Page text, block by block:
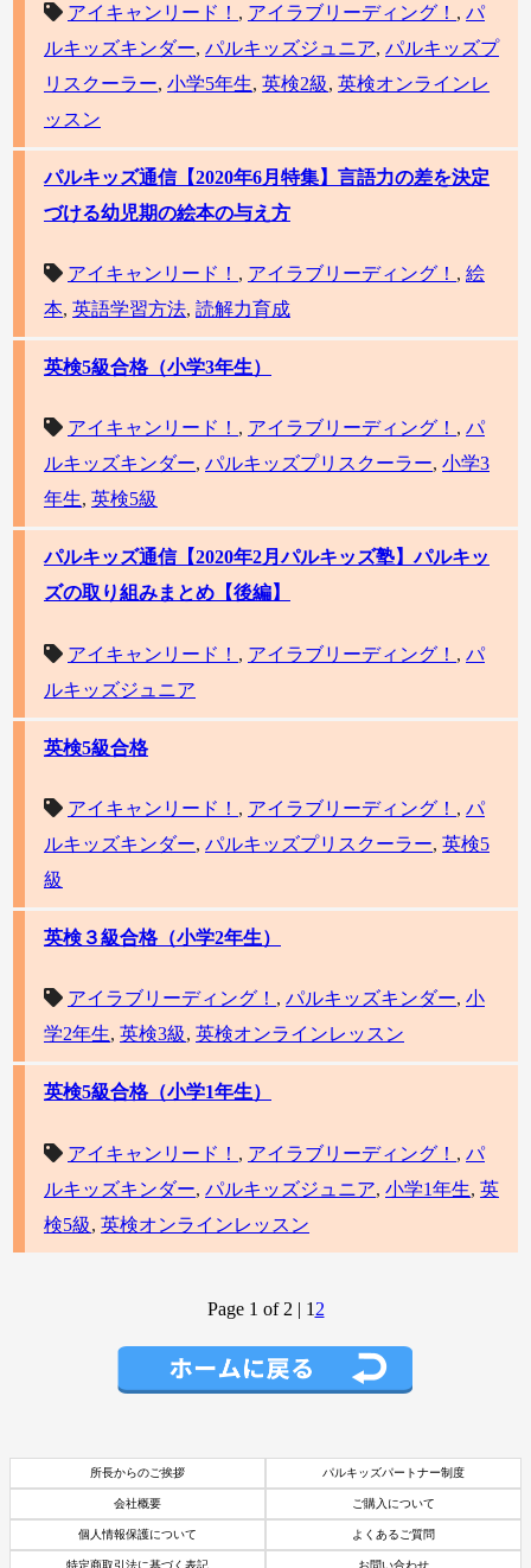
アイキャンリード！ , アイラブリーディング！ , パ
ルキッズキンダー, パルキッズジュニア, パルキッズプ
リスクーラー, 小学5年生, 英検2級, 英検オンラインレ
ッスン
パルキッズ通信【2020年6月特集】言語力の差を決定
づける幼児期の絵本の与え方
アイキャンリード！ , アイラブリーディング！ , 絵
本, 英語学習方法, 読解力育成
英検5級合格（小学3年生）
アイキャンリード！ , アイラブリーディング！ , パ
ルキッズキンダー, パルキッズプリスクーラー, 小学3
年生, 英検5級
パルキッズ通信【2020年2月パルキッズ塾】パルキッ
ズの取り組みまとめ【後編】
アイキャンリード！ , アイラブリーディング！ , パ
ルキッズジュニア
英検5級合格
アイキャンリード！ , アイラブリーディング！ , パ
ルキッズキンダー, パルキッズプリスクーラー, 英検5
級
英検３級合格（小学2年生）
アイラブリーディング！ , パルキッズキンダー, 小
学2年生, 英検3級, 英検オンラインレッスン
英検5級合格（小学1年生）
アイキャンリード！ , アイラブリーディング！ , パ
ルキッズキンダー, パルキッズジュニア, 小学1年生, 英
検5級, 英検オンラインレッスン
Page 1 of 2 | 1 2
所長からのご挨拶 パルキッズパートナー制度
会社概要 ご購入について
個人情報保護について よくあるご質問
特定商取引法に基づく表記 お問い合わせ